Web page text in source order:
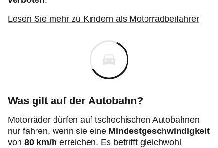
Lesen Sie mehr zu Kindern als Motorradbeifahrer
Was gilt auf der Autobahn?
Motorräder dürfen auf tschechischen Autobahnen
nur fahren, wenn sie eine Mindestgeschwindigkeit
von 80 km/h erreichen. Es betrifft gleichwohl